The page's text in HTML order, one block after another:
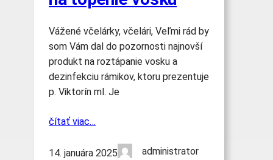
Vážené včelárky, včelári, Veľmi rád by
som Vám dal do pozornosti najnovší
produkt na roztápanie vosku a
dezinfekciu rámikov, ktoru prezentuje
p. Viktorín ml. Je
čítať viac…
14. januára 2025 administrator